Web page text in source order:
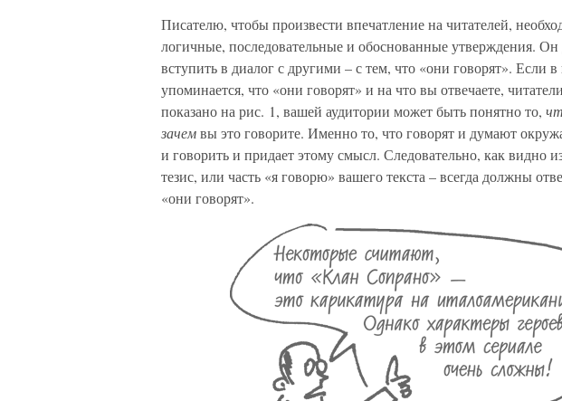
Писателю, чтобы произвести впечатление на читателей,
логичные, последовательные и обоснованные утверждения.
вступить в диалог с другими – с тем, что «они говорят». Если
упоминается, что «они говорят» и на что вы отвечаете,
показано на рис. 1, вашей аудитории может быть понятно то,
зачемвы это говорите. Именно то, что говорят и думают
и говорить и придает этому смысл. Следовательно, как видно
тезис, или часть «я говорю» вашего текста – всегда должны
«они говорят».